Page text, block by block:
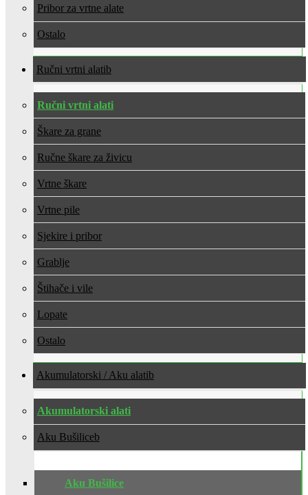
Pribor za vrtne alate
Ostalo
Ručni vrtni alati
Ručni vrtni alati
Škare za grane
Ručne škare za živicu
Vrtne škare
Vrtne pile
Sjekire i pribor
Grablje
Štihače i vile
Lopate
Ostalo
Akumulatorski / Aku alati
Akumulatorski alati
Aku Bušilice
Aku Bušilice